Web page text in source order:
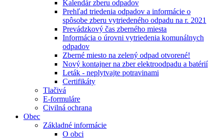
Kalendár zberu odpadov
Prehľad triedenia odpadov a informácie o
spôsobe zberu vytriedeného odpadu na r. 2021
Prevádzkový čas zberného miesta
Informácia o úrovni vytriedenia komunálnych
odpadov
Zberné miesto na zelený odpad otvorené!
Nový kontajner na zber elektroodpadu a batérií
Leták - neplytvajte potravinami
Certifikáty
Tlačivá
E-formuláre
Civilná ochrana
Obec
Základné informácie
O obci